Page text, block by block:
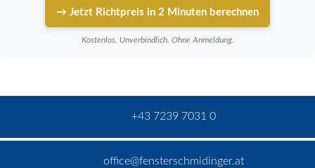
→ Jetzt Richtpreis in 2 Minuten berechnen
Kostenlos. Unverbindlich. Ohne Anmeldung.
+43 7239 7031 0
office@fensterschmidinger.at